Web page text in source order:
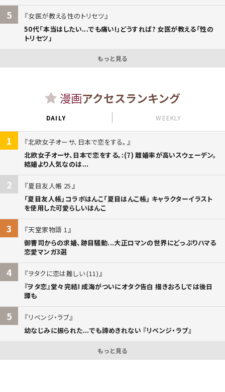
5
女医が教える性のトリセツ
50代「本当はしたい...でも痛い!」どうすれば? 女医が教える「性の
トリセツ」
もっと見る
漫画アクセスランキング
DAILY WEEKLY
1
北欧女子オーサ、日本で恋をする。
北欧女子オーサ、日本で恋をする。:(7) 離婚率が高いスウェーデン。
結婚より人気なのは...
2
夏目友人帳 25
「夏目友人帳」コラボはんこ「夏目はんこ帳」 キャラクターイラスト
を使用した可愛らしいはんこ
3
天堂家物語 1
御曹司からの求婚、跡目騒動...大正ロマンの世界にどっぷりハマる
恋愛マンガ3選
4
ヲタクに恋は難しい (11)
『ヲタ恋』堂々完結! 成海がついにオタク告白 描きおろしでは後日
譚も
5
リベンジ・ラブ
幼なじみに振られた...でも諦めきれない 『リベンジ・ラブ』
もっと見る